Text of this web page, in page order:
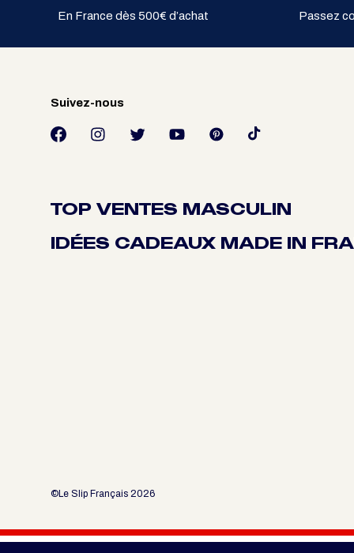
En France dès 500€ d’achat Passez
Suivez-nous
TOP VENTES MASCULIN
IDÉES CADEAUX MADE IN
©Le Slip Français 2026